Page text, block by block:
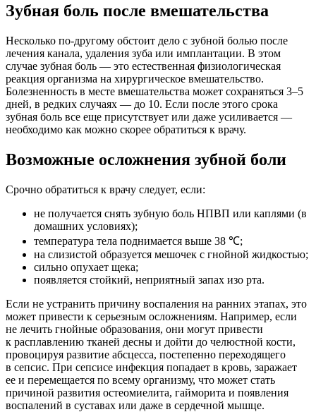
Зубная боль после вмешательства
Несколько по-другому обстоит дело с зубной болью после
лечения канала, удаления зуба или имплантации. В этом
случае зубная боль — это естественная физиологическая
реакция организма на хирургическое вмешательство.
Болезненность в месте вмешательства может сохраняться 3–5
дней, в редких случаях — до 10. Если после этого срока
зубная боль все еще присутствует или даже усиливается —
необходимо как можно скорее обратиться к врачу.
Возможные осложнения зубной боли
Срочно обратиться к врачу следует, если:
не получается снять зубную боль НПВП или каплями (в
домашних условиях);
температура тела поднимается выше 38 ℃;
на слизистой образуется мешочек с гнойной жидкостью;
сильно опухает щека;
появляется стойкий, неприятный запах изо рта.
Если не устранить причину воспаления на ранних этапах, это
может привести к серьезным осложнениям. Например, если
не лечить гнойные образования, они могут привести
к расплавлению тканей десны и дойти до челюстной кости,
провоцируя развитие абсцесса, постепенно переходящего
в сепсис. При сепсисе инфекция попадает в кровь, заражает
ее и перемещается по всему организму, что может стать
причиной развития остеомиелита, гайморита и появления
воспалений в суставах или даже в сердечной мышце.